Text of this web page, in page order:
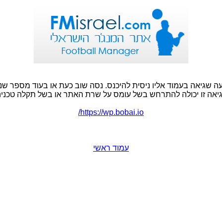
שגיאה בעמוד אליו ניסית להיכנס. נסה שוב כעת או בעוד מספר
זו יכולה להתרחש בשל עומס על שרת האתר או בשל תקלה
https://wp.bobai.io/
עמוד ראשי